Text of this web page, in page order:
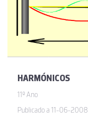
HARMÓNICOS
11º Ano
Publicado a 11-06-2008